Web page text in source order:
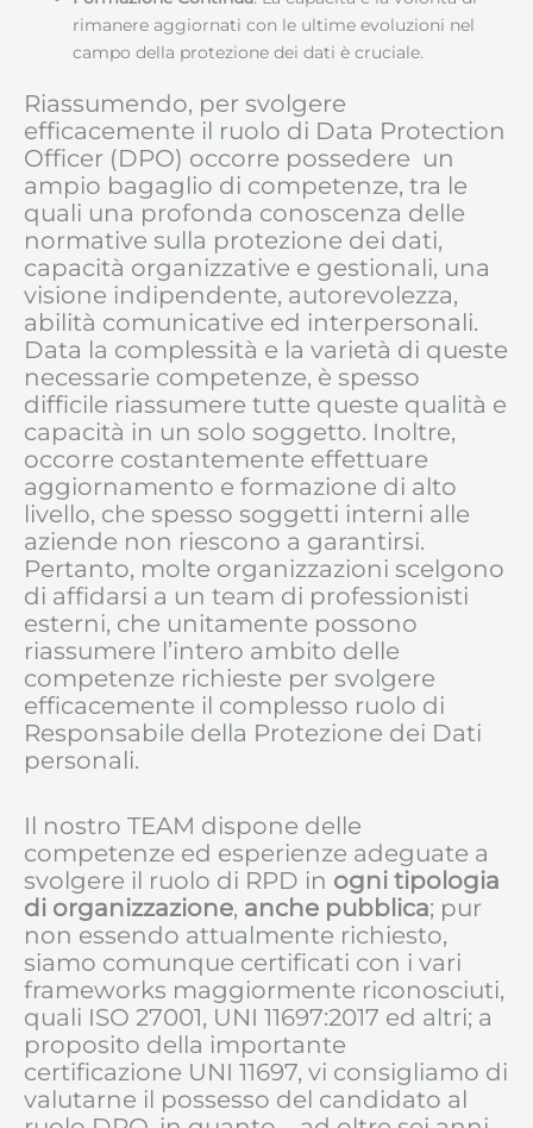
rimanere aggiornati con le ultime evoluzioni nel
campo della protezione dei dati è cruciale.
Riassumendo, per svolgere
efficacemente il ruolo di Data Protection
Officer (DPO) occorre possedere un
ampio bagaglio di competenze, tra le
quali una profonda conoscenza delle
normative sulla protezione dei dati,
capacità organizzative e gestionali, una
visione indipendente, autorevolezza,
abilità comunicative ed interpersonali.
Data la complessità e la varietà di queste
necessarie competenze, è spesso
difficile riassumere tutte queste qualità e
capacità in un solo soggetto. Inoltre,
occorre costantemente effettuare
aggiornamento e formazione di alto
livello, che spesso soggetti interni alle
aziende non riescono a garantirsi.
Pertanto, molte organizzazioni scelgono
di affidarsi a un team di professionisti
esterni, che unitamente possono
riassumere l’intero ambito delle
competenze richieste per svolgere
efficacemente il complesso ruolo di
Responsabile della Protezione dei Dati
personali.
Il nostro TEAM dispone delle
competenze ed esperienze adeguate a
svolgere il ruolo di RPD in ogni tipologia
di organizzazione, anche pubblica; pur
non essendo attualmente richiesto,
siamo comunque certificati con i vari
frameworks maggiormente riconosciuti,
quali ISO 27001, UNI 11697:2017 ed altri; a
proposito della importante
certificazione UNI 11697, vi consigliamo di
valutarne il possesso del candidato al